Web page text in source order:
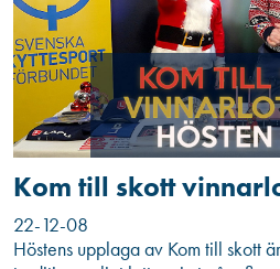
Kom till skott
22-12-08
Höstens upplaga av Kom till skott